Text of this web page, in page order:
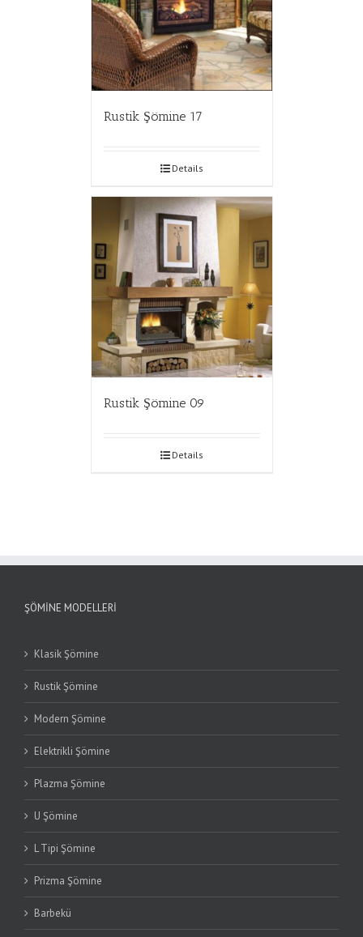
Rustik Şömine 17
Details
Rustik Şömine 09
Details
ŞÖMINE MODELLERI
Klasik Şömine
Rustik Şömine
Modern Şömine
Elektrikli Şömine
Plazma Şömine
U Şömine
L Tipi Şömine
Prizma Şömine
Barbekü